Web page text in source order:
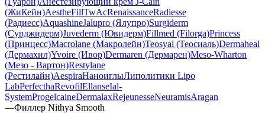
(ЖиКейн)AestheFillTwAcRenaissanceRadiesse
(Радиесс)AquashineJalupro (Ялупро)Surgiderm
(Сурджидерм)Juvederm (Ювидерм)Fillmed (Filorga)Princess
(Принцесс)Macrolane (Макролейн)Teosyal (Теосиаль)Dermaheal
(Дермахил)Yvoire (Ивор)Dermaren (Дермарен)Meso-Wharton
(Мезо - Вартон)Restylane
(Рестилайн)AespiraНаноиглыЛиполитики Lipo
LabPerfecthaRevofilEllanseIal-
SystemProgelcaineDermalaxRejeunesseNeuramisAragan
—Филлер Nithya Smooth